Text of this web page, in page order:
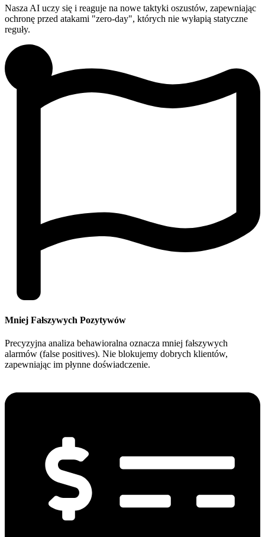
Nasza AI uczy się i reaguje na nowe taktyki oszustów, zapewniając
ochronę przed atakami "zero-day", których nie wyłapią statyczne
reguły.
Mniej Fałszywych Pozytywów
Precyzyjna analiza behawioralna oznacza mniej fałszywych
alarmów (false positives). Nie blokujemy dobrych klientów,
zapewniając im płynne doświadczenie.